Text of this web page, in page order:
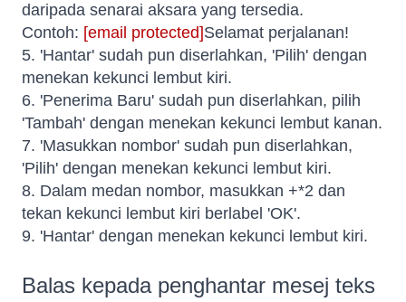
daripada senarai aksara yang tersedia.
Contoh: [email protected]Selamat perjalanan!
5. 'Hantar' sudah pun diserlahkan, 'Pilih' dengan
menekan kekunci lembut kiri.
6. 'Penerima Baru' sudah pun diserlahkan, pilih
'Tambah' dengan menekan kekunci lembut kanan.
7. 'Masukkan nombor' sudah pun diserlahkan,
'Pilih' dengan menekan kekunci lembut kiri.
8. Dalam medan nombor, masukkan +*2 dan
tekan kekunci lembut kiri berlabel 'OK'.
9. 'Hantar' dengan menekan kekunci lembut kiri.
Balas kepada penghantar mesej teks